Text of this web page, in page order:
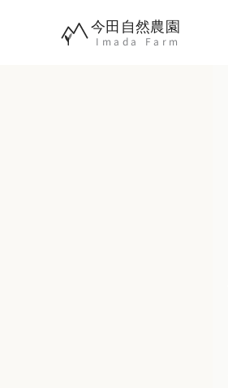
今田自然農園
Imada Farm